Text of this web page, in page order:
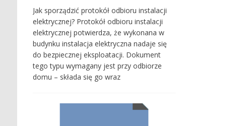
Jak sporządzić protokół odbioru instalacji
elektrycznej? Protokół odbioru instalacji
elektrycznej potwierdza, że wykonana w
budynku instalacja elektryczna nadaje się
do bezpiecznej eksploatacji. Dokument
tego typu wymagany jest przy odbiorze
domu – składa się go wraz